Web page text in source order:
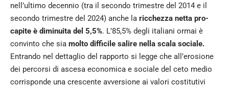
nell’ultimo decennio (tra il secondo trimestre del 2014 e il
secondo trimestre del 2024) anche la ricchezza netta pro-
capite è diminuita del 5,5%. L’85,5% degli italiani ormai è
convinto che sia molto difficile salire nella scala sociale.
Entrando nel dettaglio del rapporto si legge che all’erosione
dei percorsi di ascesa economica e sociale del ceto medio
corrisponde una crescente avversione ai valori costitutivi